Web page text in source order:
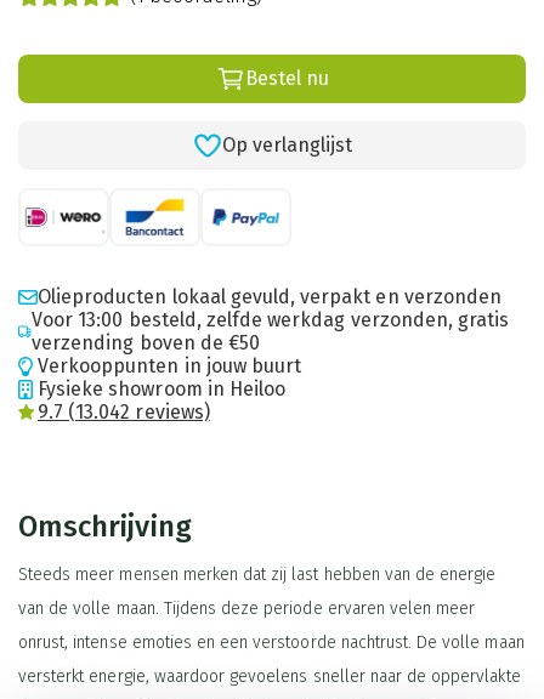
Bestel nu
Op verlanglijst
Olieproducten lokaal gevuld, verpakt en verzonden
Voor 13:00 besteld, zelfde werkdag verzonden, gratis
verzending boven de €50
Verkooppunten in jouw buurt
Fysieke showroom in Heiloo
9.7 (13.042 reviews)
Omschrijving
Steeds meer mensen merken dat zij last hebben van de energie
van de volle maan. Tijdens deze periode ervaren velen meer
onrust, intense emoties en een verstoorde nachtrust. De volle maan
versterkt energie, waardoor gevoelens sneller naar de oppervlakte